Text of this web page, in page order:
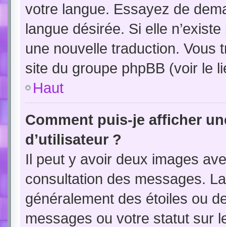
votre langue. Essayez de
langue désirée. Si elle
une nouvelle traduction. Vous
site du groupe phpBB (voir le
Haut
Comment puis-je afficher
d’utilisateur ?
Il peut y avoir deux images
consultation des messages.
généralement des étoiles ou
messages ou votre statut sur